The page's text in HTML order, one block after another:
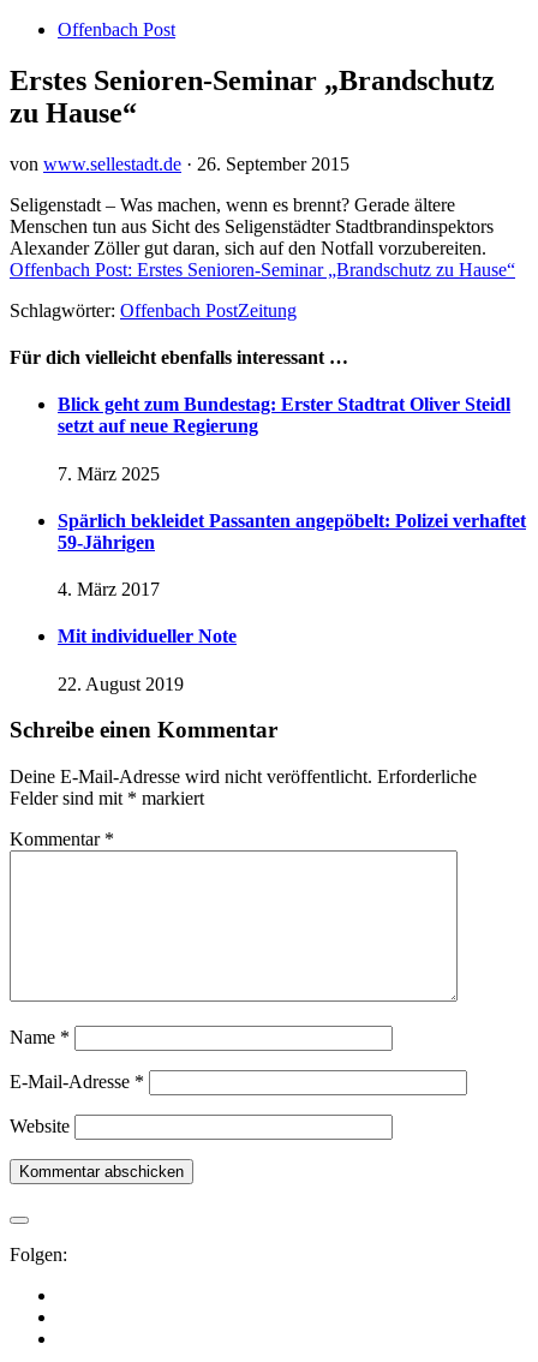
Offenbach Post
Erstes Senioren-Seminar „Brandschutz
zu Hause“
von www.sellestadt.de · 26. September 2015
Seligenstadt – Was machen, wenn es brennt? Gerade ältere
Menschen tun aus Sicht des Seligenstädter Stadtbrandinspektors
Alexander Zöller gut daran, sich auf den Notfall vorzubereiten.
Offenbach Post: Erstes Senioren-Seminar „Brandschutz zu Hause“
Schlagwörter: Offenbach PostZeitung
Für dich vielleicht ebenfalls interessant …
Blick geht zum Bundestag: Erster Stadtrat Oliver Steidl
setzt auf neue Regierung
7. März 2025
Spärlich bekleidet Passanten angepöbelt: Polizei verhaftet
59-Jährigen
4. März 2017
Mit individueller Note
22. August 2019
Schreibe einen Kommentar
Deine E-Mail-Adresse wird nicht veröffentlicht. Erforderliche
Felder sind mit * markiert
Kommentar *
Name *
E-Mail-Adresse *
Website
Folgen: